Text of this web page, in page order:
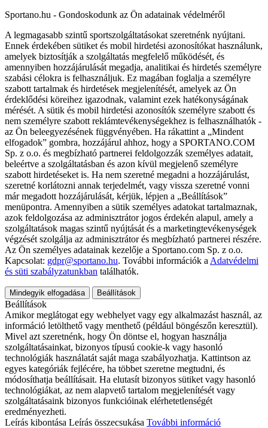
Sportano.hu - Gondoskodunk az Ön adatainak védelméről
A legmagasabb szintű sportszolgáltatásokat szeretnénk nyújtani.
Ennek érdekében sütiket és mobil hirdetési azonosítókat használunk,
amelyek biztosítják a szolgáltatás megfelelő működését, és
amennyiben hozzájárulását megadja, analitikai és hirdetés személyre
szabási célokra is felhasználjuk. Ez magában foglalja a személyre
szabott tartalmak és hirdetések megjelenítését, amelyek az Ön
érdeklődési köreihez igazodnak, valamint ezek hatékonyságának
mérését. A sütik és mobil hirdetési azonosítók személyre szabott és
nem személyre szabott reklámtevékenységekhez is felhasználhatók -
az Ön beleegyezésének függvényében. Ha rákattint a „Mindent
elfogadok” gombra, hozzájárul ahhoz, hogy a SPORTANO.COM
Sp. z o.o. és megbízható partnerei feldolgozzák személyes adatait,
beleértve a szolgáltatásban és azon kívül megjelenő személyre
szabott hirdetéseket is. Ha nem szeretné megadni a hozzájárulást,
szeretné korlátozni annak terjedelmét, vagy vissza szeretné vonni
már megadott hozzájárulását, kérjük, lépjen a „Beállítások”
menüpontra. Amennyiben a sütik személyes adatokat tartalmaznak,
azok feldolgozása az adminisztrátor jogos érdekén alapul, amely a
szolgáltatások magas szintű nyújtását és a marketingtevékenységek
végzését szolgálja az adminisztrátor és megbízható partnerei részére.
Az Ön személyes adatainak kezelője a Sportano.com Sp. z o.o.
Kapcsolat: gdpr@sportano.hu. További információk a Adatvédelmi
és süti szabályzatunkban találhatók.
Mindegyik elfogadása Beállítások
Beállítások
Amikor meglátogat egy webhelyet vagy egy alkalmazást használ, az
információ letölthető vagy menthető (például böngészőn keresztül).
Mivel azt szeretnénk, hogy Ön döntse el, hogyan használja
szolgáltatásainkat, bizonyos típusú cookie-k vagy hasonló
technológiák használatát saját maga szabályozhatja. Kattintson az
egyes kategóriák fejlécére, ha többet szeretne megtudni, és
módosíthatja beállításait. Ha elutasít bizonyos sütiket vagy hasonló
technológiákat, az nem alapvető tartalom megjelenítését vagy
szolgáltatásaink bizonyos funkcióinak elérhetetlenségét
eredményezheti.
Leírás kibontása Leírás összecsukása További információ